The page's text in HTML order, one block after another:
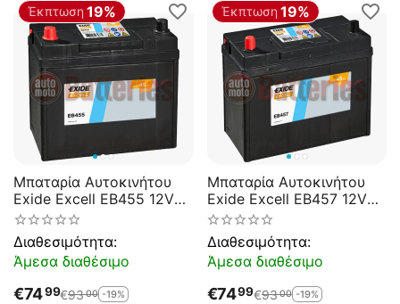
Έκπτωση 19%
Μπαταρία Αυτοκινήτου
Exide Excell EB455 12V
45AH 330EN A-
Εκκίνησης
Διαθεσιμότητα:
Άμεσα διαθέσιμο
€7499€9300 -19%
Έκπτωση 19%
Μπαταρία Αυτοκινήτου
Exide Excell EB457 12V
45AH 330EN A-
Εκκίνησης
Διαθεσιμότητα:
Άμεσα διαθέσιμο
€7499€9300 -19%